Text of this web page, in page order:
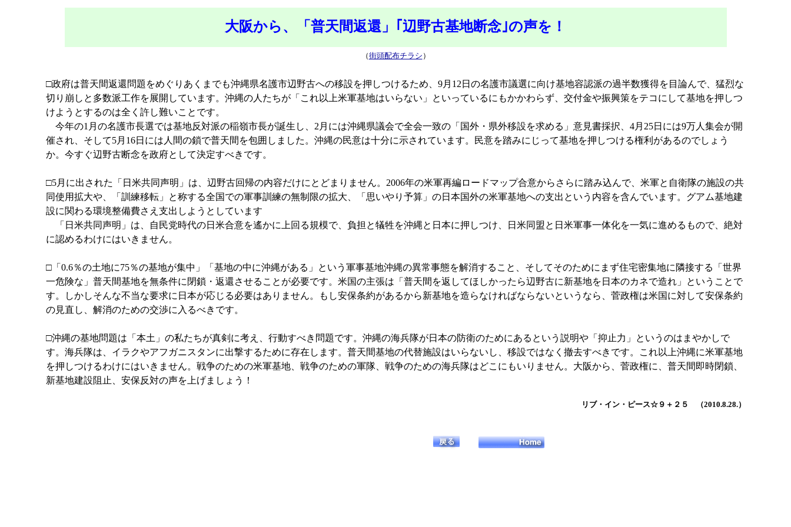
大阪から、「普天間返還」｢辺野古基地断念｣の声を！
（街頭配布チラシ ）
□政府は普天間返還問題をめぐりあくまでも沖縄県名護市辺野古への移設を押しつけるため、9月12日の名護市議選に向け基地容認派の過半数獲得を目論んで、猛烈な
切り崩しと多数派工作を展開しています。沖縄の人たちが「これ以上米軍基地はいらない」といっているにもかかわらず、交付金や振興策をテコにして基地を押しつ
けようとするのは全く許し難いことです。
今年の1月の名護市長選では基地反対派の稲嶺市長が誕生し、2月には沖縄県議会で全会一致の「国外・県外移設を求める」意見書採択、4月25日には9万人集会が開
催され、そして5月16日には人間の鎖で普天間を包囲しました。沖縄の民意は十分に示されています。民意を踏みにじって基地を押しつける権利があるのでしょう
か。今すぐ辺野古断念を政府として決定すべきです。
□5月に出された「日米共同声明」は、辺野古回帰の内容だけにとどまりません。2006年の米軍再編ロードマップ合意からさらに踏み込んで、米軍と自衛隊の施設の共
同使用拡大や、「訓練移転」と称する全国での軍事訓練の無制限の拡大、「思いやり予算」の日本国外の米軍基地への支出という内容を含んでいます。グアム基地建
設に関わる環境整備費さえ支出しようとしています
「日米共同声明」は、自民党時代の日米合意を遙かに上回る規模で、負担と犠牲を沖縄と日本に押しつけ、日米同盟と日米軍事一体化を一気に進めるもので、絶対
に認めるわけにはいきません。
□「0.6％の土地に75％の基地が集中」「基地の中に沖縄がある」という軍事基地沖縄の異常事態を解消すること、そしてそのためにまず住宅密集地に隣接する「世界
一危険な」普天間基地を無条件に閉鎖・返還させることが必要です。米国の主張は「普天間を返してほしかったら辺野古に新基地を日本のカネで造れ」ということで
す。しかしそんな不当な要求に日本が応じる必要はありません。もし安保条約があるから新基地を造らなければならないというなら、菅政権は米国に対して安保条約
の見直し、解消のための交渉に入るべきです。
□沖縄の基地問題は「本土」の私たちが真剣に考え、行動すべき問題です。沖縄の海兵隊が日本の防衛のためにあるという説明や「抑止力」というのはまやかしで
す。海兵隊は、イラクやアフガニスタンに出撃するために存在します。普天間基地の代替施設はいらないし、移設ではなく撤去すべきです。これ以上沖縄に米軍基地
を押しつけるわけにはいきません。戦争のための米軍基地、戦争のための軍隊、戦争のための海兵隊はどこにもいりません。大阪から、菅政権に、普天間即時閉鎖、
新基地建設阻止、安保反対の声を上げましょう！
リブ・イン・ピース☆９＋２５ （2010.8.28.）